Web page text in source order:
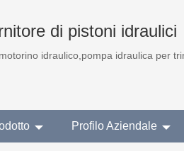
di pistoni idraulici
idraulico,pompa idraulica per
Profilo Aziendale